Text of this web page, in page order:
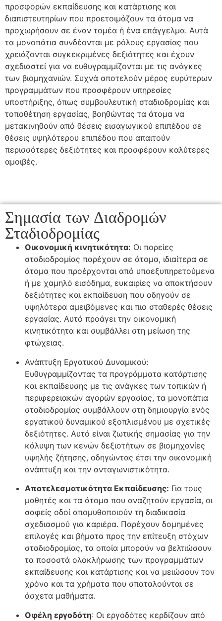
προσφορών εκπαίδευσης και κατάρτισης και
διαπιστευτηρίων που προετοιμάζουν τα άτομα να
προχωρήσουν σε έναν τομέα ή ένα επάγγελμα. Αυτά
τα μονοπάτια συνδέονται με ρόλους εργασίας που
χρειάζονται συγκεκριμένες δεξιότητες και έχουν
σχεδιαστεί για να ευθυγραμμίζονται με τις ανάγκες
των βιομηχανιών. Συχνά αποτελούν μέρος ευρύτερων
προγραμμάτων που προσφέρουν υπηρεσίες
υποστήριξης, όπως συμβουλευτική σταδιοδρομίας και
τοποθέτηση εργασίας, βοηθώντας τα άτομα να
μετακινηθούν από θέσεις εισαγωγικού επιπέδου σε
θέσεις υψηλότερου επιπέδου που απαιτούν
περισσότερες δεξιότητες και προσφέρουν καλύτερες
αμοιβές.
Σημασία των Διαδρομών
Σταδιοδρομίας
Οικονομική κινητικότητα: Οι πορείες
σταδιοδρομίας παρέχουν σε άτομα, ιδιαίτερα σε
άτομα που προέρχονται από υποεξυπηρετούμενα
ή με χαμηλό εισόδημα, ευκαιρίες να αποκτήσουν
δεξιότητες και εκπαίδευση που οδηγούν σε
υψηλότερα αμειβόμενες και πιο σταθερές θέσεις
εργασίας. Αυτό προάγει την οικονομική
κινητικότητα και συμβάλλει στη μείωση της
φτώχειας.
Ανάπτυξη Εργατικού Δυναμικού:
Ευθυγραμμίζοντας τα προγράμματα κατάρτισης
και εκπαίδευσης με τις ανάγκες των τοπικών ή
περιφερειακών αγορών εργασίας, τα μονοπάτια
σταδιοδρομίας συμβάλλουν στη δημιουργία ενός
εργατικού δυναμικού εξοπλισμένου με σχετικές
δεξιότητες. Αυτό είναι ζωτικής σημασίας για την
κάλυψη των κενών δεξιοτήτων σε βιομηχανίες
υψηλής ζήτησης, οδηγώντας έτσι την οικονομική
ανάπτυξη και την ανταγωνιστικότητα.
Αποτελεσματικότητα Εκπαίδευσης: Για τους
μαθητές και τα άτομα που αναζητούν εργασία, οι
σαφείς οδοί απομυθοποιούν τη διαδικασία
σχεδιασμού για καριέρα. Παρέχουν δομημένες
επιλογές και βήματα προς την επίτευξη στόχων
σταδιοδρομίας, τα οποία μπορούν να βελτιώσουν
τα ποσοστά ολοκλήρωσης των προγραμμάτων
εκπαίδευσης και κατάρτισης και να μειώσουν τον
χρόνο και τα χρήματα που σπαταλούνται σε
άσχετα μαθήματα.
Οφέλη εργοδότη: Οι εργοδότες κερδίζουν από